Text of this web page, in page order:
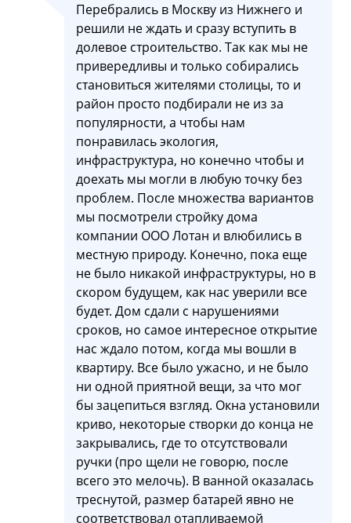
Перебрались в Москву из Нижнего и
решили не ждать и сразу вступить в
долевое строительство. Так как мы не
привередливы и только собирались
становиться жителями столицы, то и
район просто подбирали не из за
популярности, а чтобы нам
понравилась экология,
инфраструктура, но конечно чтобы и
доехать мы могли в любую точку без
проблем. После множества вариантов
мы посмотрели стройку дома
компании ООО Лотан и влюбились в
местную природу. Конечно, пока еще
не было никакой инфраструктуры, но в
скором будущем, как нас уверили все
будет. Дом сдали с нарушениями
сроков, но самое интересное открытие
нас ждало потом, когда мы вошли в
квартиру. Все было ужасно, и не было
ни одной приятной вещи, за что мог
бы зацепиться взгляд. Окна установили
криво, некоторые створки до конца не
закрывались, где то отсутствовали
ручки (про щели не говорю, после
всего это мелочь). В ванной оказалась
треснутой, размер батарей явно не
соответствовал отапливаемой